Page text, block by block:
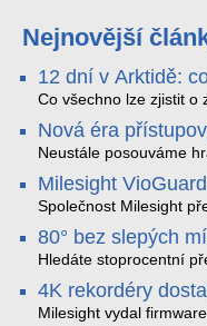
Nejnovější
12 dní v Arktidě:
data ze
Co všechno lze zjistit o
projede Arktidou?
Tromsø přes Lofoty,
Nordkapp. Bez
otřesy i náklon.
podrobný datový
Nová éra
Signo
Neustále posouváme
v oblasti kontroly
čtečky HID Signo.
Milesight
detekci
Společnost Milesight
dopravních přestupků.
sofistikovanými
tak, aby poskytoval
dopravních předpisů,
optimalizoval plynulost
80° bez slepých
streamuje na
Hledáte stoprocentní
panoramatická
4MP senzorů SONY
zkreslení. K tomu
4K rekordéry
které musíte vědět.
Milesight vydal